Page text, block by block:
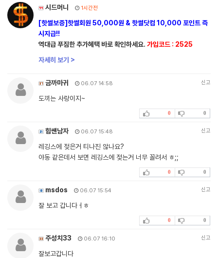
시드머니 1시간전
[핫썰보증]핫썰회원 50,000원 & 핫썰닷컴 10,000 포인트 즉
시지급!!
역대급 푸짐한 추가혜택 바로 확인하세요. 가입코드 : 2525
자세히 보기 >
금까마귀 06.07 14:58 신고
도끼는 사랑이지~
0 0
힘쌘남자 06.07 15:48 신고
레깅스에 젖은거 티나진 않나요?
야동 같은데서 보면 레깅스에 젖는거 너무 꼴려서 ㅎ;;
0 0
msdos 06.07 15:54 신고
잘 보고 갑니다ㅓㅎ
0 0
주성치33 06.07 16:10 신고
잘보고갑니다